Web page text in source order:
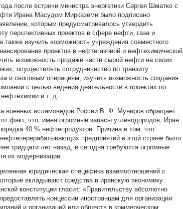
после встречи министра энергетики Сергея Шматко с
Ирана Масудом Мирказеми было подписано
которым предусматривалось утвердить
перспективных проектов в сфере нефти, газа и
также изучить возможность учреждения совместного
проектов в нефтегазовой и нефтехимической
возможность продажи части сырой нефти на своих
осуществлять сотрудничество по транзиту
и своповым операциям; изучить возможность создания
с целью ведения деятельности в проектах по
и т. д.
военных исламоведов России В. Ф. Муниров обращает
факт, что, имея огромные запасы углеводородов, Иран
40 % нефтепродуктов. Причина в том, что
предприятий в этой стране было
тридцати лет назад, и сегодня требуются огромные
их модернизации.
юридическая специфика взаимоотношений с
вкладывают средства в иранскую экономику.
конституции гласит: «Правительству абсолютно
концессии иностранцам для организации
и организаций или обществ в коммерческом,